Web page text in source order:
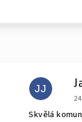
5 hvězdiček.
JJ
Skvělá